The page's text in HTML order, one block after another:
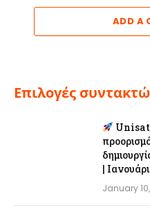
ADD A
Επιλογές
Unisat
|
January